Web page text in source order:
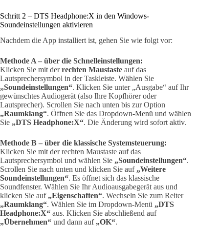
Schritt 2 – DTS Headphone:X in den Windows-
Soundeinstellungen aktivieren
Nachdem die App installiert ist, gehen Sie wie folgt vor:
Methode A – über die Schnelleinstellungen:
Klicken Sie mit derrechten Maustaste auf das
Lautsprechersymbol in der Taskleiste. Wählen Sie
„Soundeinstellungen“. Klicken Sie unter „Ausgabe“ auf Ihr
gewünschtes Audiogerät (also Ihre Kopfhörer oder
Lautsprecher). Scrollen Sie nach unten bis zur Option
„Raumklang“. Öffnen Sie das Dropdown-Menü und wählen
Sie „DTS Headphone:X“. Die Änderung wird sofort aktiv.
Methode B – über die klassische Systemsteuerung:
Klicken Sie mit der rechten Maustaste auf das
Lautsprechersymbol und wählen Sie „Soundeinstellungen“.
Scrollen Sie nach unten und klicken Sie auf „Weitere
Soundeinstellungen“. Es öffnet sich das klassische
Soundfenster. Wählen Sie Ihr Audioausgabegerät aus und
klicken Sie auf „Eigenschaften“. Wechseln Sie zum Reiter
„Raumklang“. Wählen Sie im Dropdown-Menü „DTS
Headphone:X“ aus. Klicken Sie abschließend auf
„Übernehmen“ und dann auf „OK“.